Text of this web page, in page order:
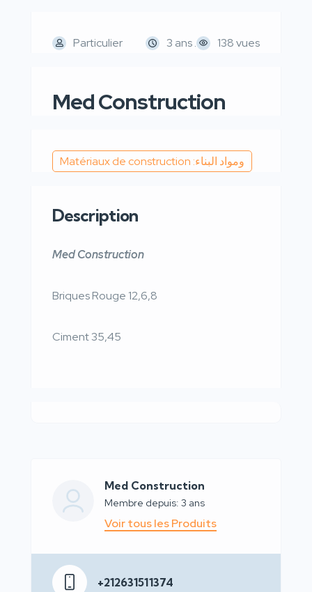
Particulier 3 ans . 138 vues
Med Construction
Matériaux de construction :ومواد البناء
Description
Med Construction
Briques Rouge 12,6,8
Ciment 35,45
Med Construction
Membre depuis: 3 ans
Voir tous les Produits
+212631511374